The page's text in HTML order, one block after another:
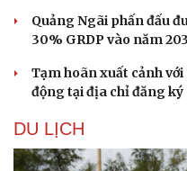
Quảng Ngãi phấn đấu
30% GRDP vào năm
Tạm hoãn xuất cảnh
động tại địa chỉ đăng ký
DU LỊCH